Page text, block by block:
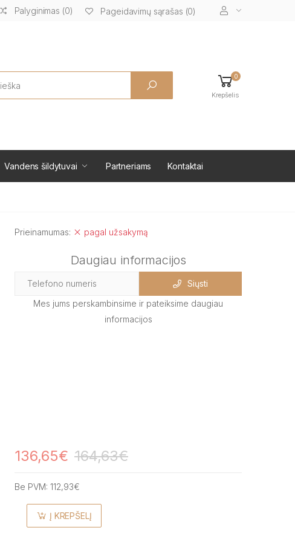
Palyginimas (0) Pageidavimų sąrašas (0)
0
Krepšelis
Vandens šildytuvai Partneriams Kontaktai
Prieinamumas: pagal užsakymą
Daugiau informacijos
Siųsti
Mes jums perskambinsime ir pateiksime daugiau
informacijos
136,65€ 164,63€
Be PVM: 112,93€
Į KREPŠELĮ